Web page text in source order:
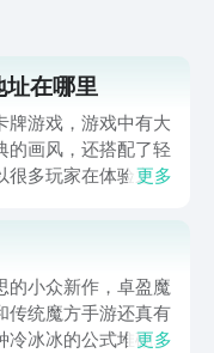
剧、纪录片、体
体育、弹幕等各种
观看高清电影、电
游戏竞技、财经、热
事英超直播、CBA直
节目。蓝光高清电
源，快速搜索，多屏
址在哪里
牌游戏，游戏中有大
的画风，还搭配了轻
很多玩家在体验之前
验的时候，不仅要
且还需要休闲挂机，
阵容搭配，从而获得
更多
的小众新作，卓盈魔
传统魔方手游还真有
冷冰冰的公式堆砌，
更多